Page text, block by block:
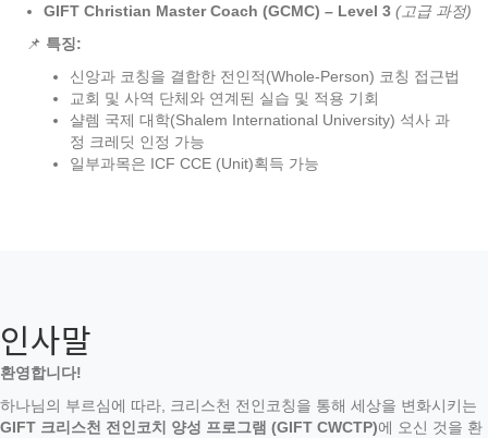
GIFT Christian Master Coach (GCMC) – Level 3 (고급 과정)
📌 특징:
신앙과 코칭을 결합한 전인적(Whole-Person) 코칭 접근법
교회 및 사역 단체와 연계된 실습 및 적용 기회
샬렘 국제 대학(Shalem International University) 석사 과
정 크레딧 인정 가능
일부과목은 ICF CCE (Unit)획득 가능
인사말
환영합니다!
하나님의 부르심에 따라, 크리스천 전인코칭을 통해 세상을 변화시키는
GIFT 크리스천 전인코치 양성 프로그램 (GIFT CWCTP)에 오신 것을 환